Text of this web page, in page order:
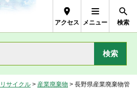
Prefecture
アクセス メニュー 検索
サイクル > 産業廃棄物 > 長野県産業廃棄物管